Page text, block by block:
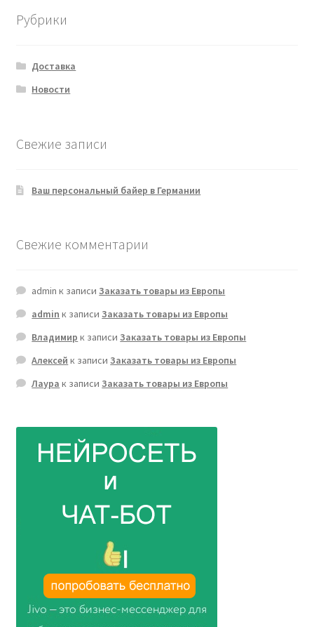
Рубрики
Доставка
Новости
Свежие записи
Ваш персональный байер в Германии
Свежие комментарии
admin к записиЗаказать товары из Европы
admin к записиЗаказать товары из Европы
Владимир к записиЗаказать товары из Европы
Алексей к записиЗаказать товары из Европы
Лаура к записиЗаказать товары из Европы